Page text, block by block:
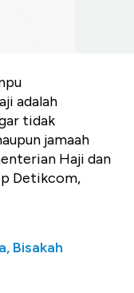
adalah
tidak
jamaah
Haji dan
Detikcom,
Bisakah